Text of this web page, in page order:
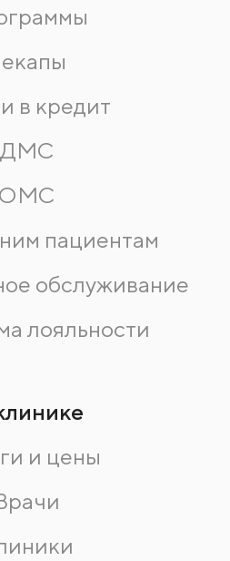
в кредит
ДМС
ОМС
пациентам
обслуживание
лояльности
и цены